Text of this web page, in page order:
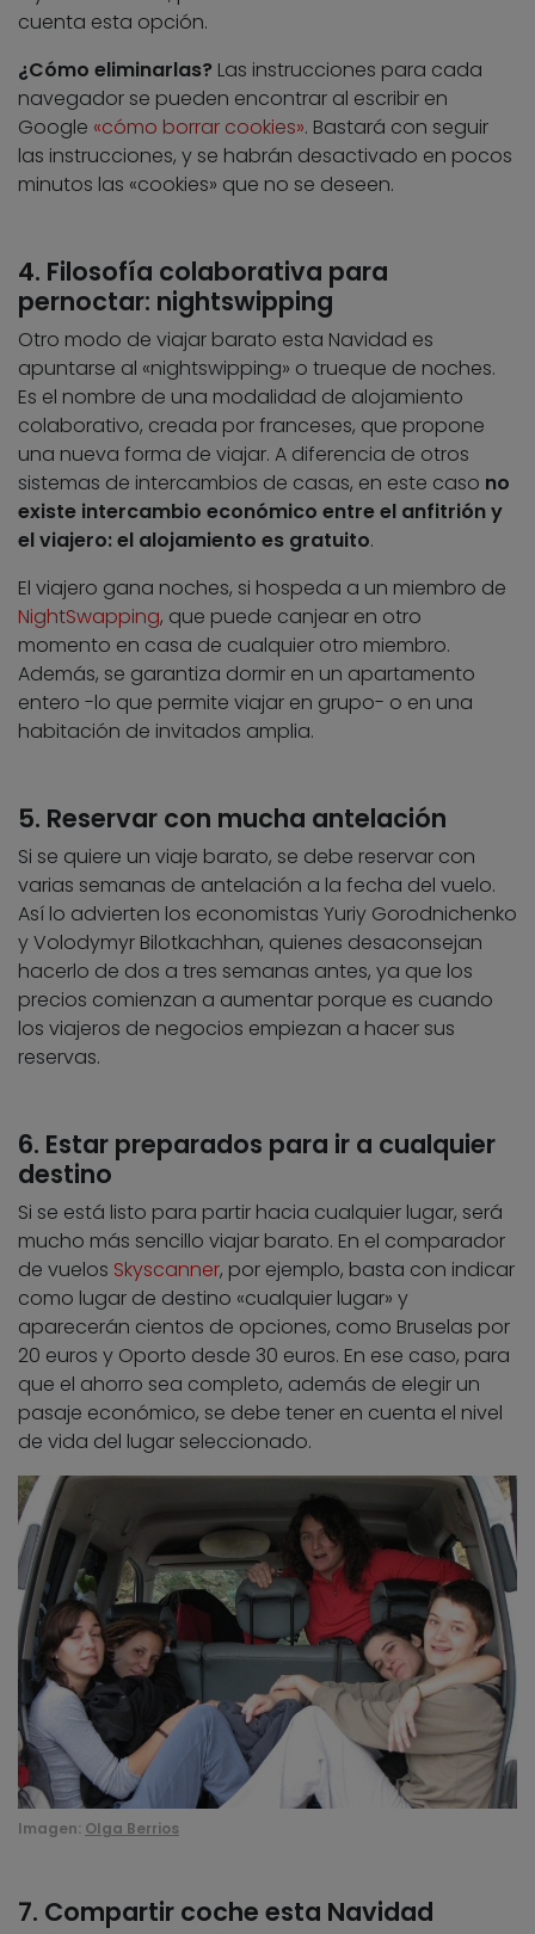
cuenta esta opción.
¿Cómo eliminarlas? Las instrucciones para cada
navegador se pueden encontrar al escribir en
Google «cómo borrar cookies». Bastará con seguir
las instrucciones, y se habrán desactivado en pocos
minutos las «cookies» que no se deseen.
4. Filosofía colaborativa para
pernoctar: nightswipping
Otro modo de viajar barato esta Navidad es
apuntarse al «nightswipping» o trueque de noches.
Es el nombre de una modalidad de alojamiento
colaborativo, creada por franceses, que propone
una nueva forma de viajar. A diferencia de otros
sistemas de intercambios de casas, en este caso no
existe intercambio económico entre el anfitrión y
el viajero: el alojamiento es gratuito.
El viajero gana noches, si hospeda a un miembro de
NightSwapping, que puede canjear en otro
momento en casa de cualquier otro miembro.
Además, se garantiza dormir en un apartamento
entero -lo que permite viajar en grupo- o en una
habitación de invitados amplia.
5. Reservar con mucha antelación
Si se quiere un viaje barato, se debe reservar con
varias semanas de antelación a la fecha del vuelo.
Así lo advierten los economistas Yuriy Gorodnichenko
y Volodymyr Bilotkachhan, quienes desaconsejan
hacerlo de dos a tres semanas antes, ya que los
precios comienzan a aumentar porque es cuando
los viajeros de negocios empiezan a hacer sus
reservas.
6. Estar preparados para ir a cualquier
destino
Si se está listo para partir hacia cualquier lugar, será
mucho más sencillo viajar barato. En el comparador
de vuelos Skyscanner, por ejemplo, basta con indicar
como lugar de destino «cualquier lugar» y
aparecerán cientos de opciones, como Bruselas por
20 euros y Oporto desde 30 euros. En ese caso, para
que el ahorro sea completo, además de elegir un
pasaje económico, se debe tener en cuenta el nivel
de vida del lugar seleccionado.
Imagen: Olga Berrios
7. Compartir coche esta Navidad